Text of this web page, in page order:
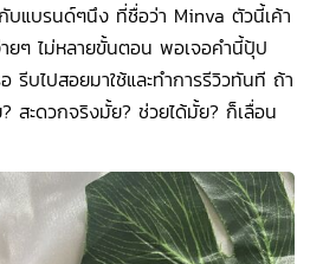
กับแบรนด์ๆนึง ที่ชื่อว่า Minva ตัวนี้เค้า
ยๆ ไม่หลายขั้นตอน พอเจอคำนี้ปุ้ป
รีบไปสอยมาใช้และทำการรีวิวทันที ถ้า
สะดวกจริงมั้ย? ช่วยได้มั้ย? ก็เลื่อน